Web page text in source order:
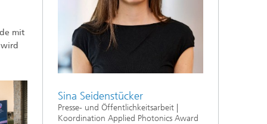
mit
Sina Seidenstücker
Presse- und Öffentlichkeitsarbeit |
Koordination Applied Photonics Award